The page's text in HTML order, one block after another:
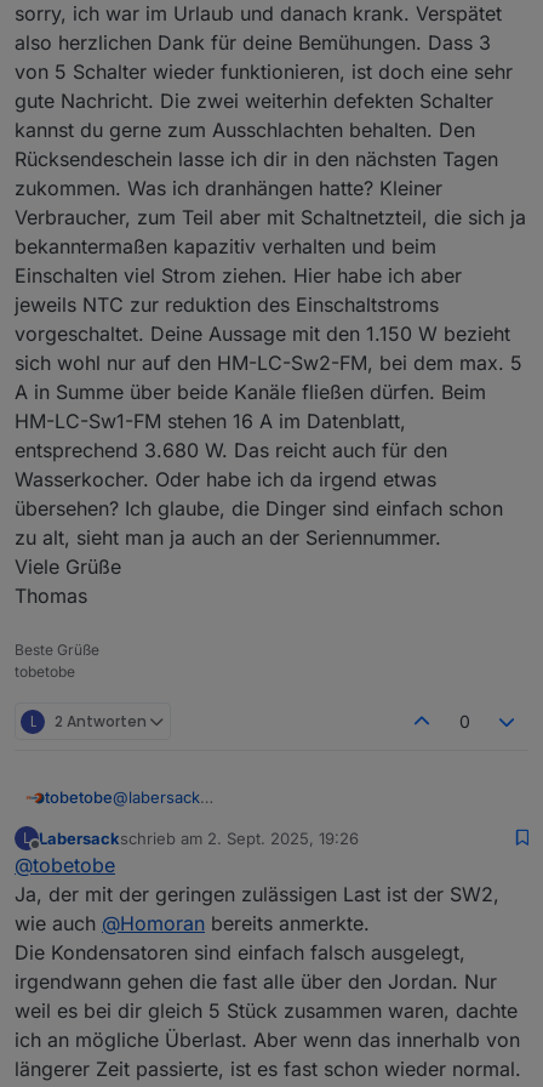
sorry, ich war im Urlaub und danach krank. Verspätet
also herzlichen Dank für deine Bemühungen. Dass 3
von 5 Schalter wieder funktionieren, ist doch eine sehr
gute Nachricht. Die zwei weiterhin defekten Schalter
kannst du gerne zum Ausschlachten behalten. Den
Rücksendeschein lasse ich dir in den nächsten Tagen
zukommen. Was ich dranhängen hatte? Kleiner
Verbraucher, zum Teil aber mit Schaltnetzteil, die sich ja
bekanntermaßen kapazitiv verhalten und beim
Einschalten viel Strom ziehen. Hier habe ich aber
jeweils NTC zur reduktion des Einschaltstroms
vorgeschaltet. Deine Aussage mit den 1.150 W bezieht
sich wohl nur auf den HM-LC-Sw2-FM, bei dem max. 5
A in Summe über beide Kanäle fließen dürfen. Beim
HM-LC-Sw1-FM stehen 16 A im Datenblatt,
entsprechend 3.680 W. Das reicht auch für den
Wasserkocher. Oder habe ich da irgend etwas
übersehen? Ich glaube, die Dinger sind einfach schon
zu alt, sieht man ja auch an der Seriennummer.
Viele Grüße
Thomas
Beste Grüße
tobetobe
L 2 Antworten 0
tobetobe@labersack
sorry, ich war im Urlaub und danach krank. Verspätet
also herzlichen Dank für deine Bemühungen. Dass 3
von 5 Schalter wieder funktionieren, ist doch eine
sehr gute Nachricht. Die zwei weiterhin defekten
Schalter kannst du gerne zum Ausschlachten
behalten. Den Rücksendeschein lasse ich dir in den
nächsten Tagen zukommen. Was ich dranhängen
hatte? Kleiner Verbraucher, zum Teil aber mit
Schaltnetzteil, die sich ja bekanntermaßen kapazitiv
verhalten und beim Einschalten viel Strom ziehen.
Hier habe ich aber jeweils NTC zur reduktion des
L
Offline
Labersackschrieb am 2. Sept. 2025, 19:26
zuletzt editiert von
@tobetobe
Ja, der mit der geringen zulässigen Last ist der SW2,
wie auch @Homoran bereits anmerkte.
Die Kondensatoren sind einfach falsch ausgelegt,
irgendwann gehen die fast alle über den Jordan. Nur
weil es bei dir gleich 5 Stück zusammen waren, dachte
ich an mögliche Überlast. Aber wenn das innerhalb von
längerer Zeit passierte, ist es fast schon wieder normal.